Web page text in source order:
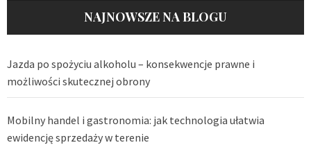
NAJNOWSZE NA BLOGU
Jazda po spożyciu alkoholu – konsekwencje prawne i
możliwości skutecznej obrony
Mobilny handel i gastronomia: jak technologia ułatwia
ewidencję sprzedaży w terenie